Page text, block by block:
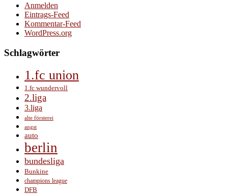
Anmelden
Eintrags-Feed
Kommentar-Feed
WordPress.org
Schlagwörter
1.fc union
1.fc wundervoll
2.liga
3.liga
alte försterei
angst
auto
berlin
bundesliga
Bunkine
champions league
DFB